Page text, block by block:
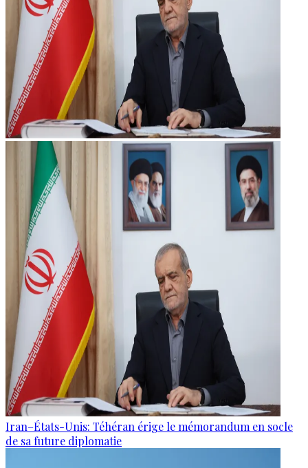
Iran–États-Unis: Téhéran érige le mémorandum en socle
de sa future diplomatie